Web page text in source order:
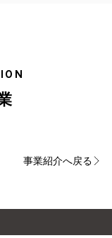
事業紹介へ戻る